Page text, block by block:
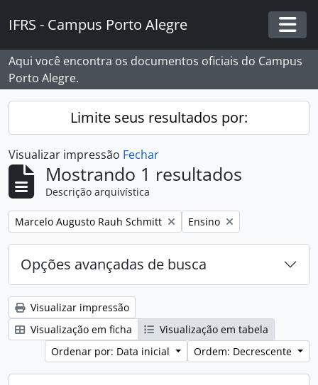
IFRS - Campus Porto Alegre
Aqui você encontra os documentos oficiais do Campus
Porto Alegre.
Limite seus resultados por:
Visualizar impressão Fechar
Mostrando 1 resultados
Descrição arquivística
Remover filtro:
Marcelo Augusto Rauh Schmitt Remover filtro:
Ensino
Opções avançadas de busca
Visualizar impressão
Visualização em ficha
Visualização em tabela
Ordenar por: Data inicial
Ordem: Decrescente